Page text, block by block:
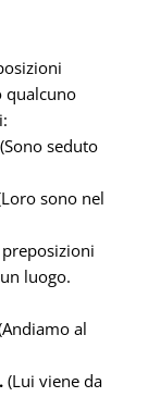
qualcuno
(Sono seduto
sono nel
luogo.
al
(Lui viene da